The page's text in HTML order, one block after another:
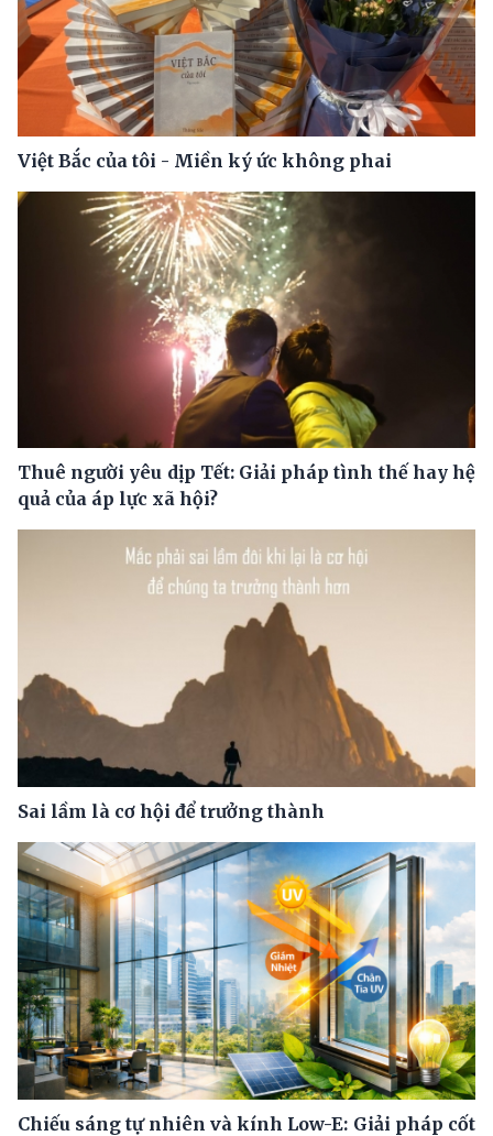
Việt Bắc của tôi - Miền ký ức không phai
Thuê người yêu dịp Tết: Giải pháp tình thế hay hệ
quả của áp lực xã hội?
Sai lầm là cơ hội để trưởng thành
Chiếu sáng tự nhiên và kính Low-E: Giải pháp cốt